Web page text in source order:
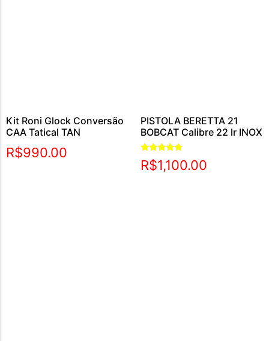
Kit Roni Glock Conversão
CAA Tatical TAN
R$990.00
PISTOLA BERETTA 21
BOBCAT Calibre 22 lr INOX
Avaliação
5.00
R$1,100.00